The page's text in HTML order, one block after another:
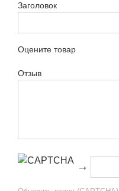
Заголовок
Оцените товар
Отзыв
→